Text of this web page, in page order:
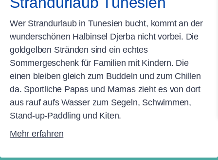
Wer Strandurlaub in Tunesien bucht, kommt an der
wunderschönen Halbinsel Djerba nicht vorbei. Die
goldgelben Stränden sind ein echtes
Sommergeschenk für Familien mit Kindern. Die
einen bleiben gleich zum Buddeln und zum Chillen
da. Sportliche Papas und Mamas zieht es von dort
aus rauf aufs Wasser zum Segeln, Schwimmen,
Stand-up-Paddling und Kiten.
Mehr erfahren